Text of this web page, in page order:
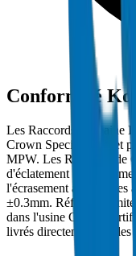
Conformité
Les Raccords de Gaine
Crown Specification et
MPW. Les Raccords de
d'éclatement à des
l'écrasement applicables
±0.3mm. Réf.
dans l'usine Crown
livrés directement sur